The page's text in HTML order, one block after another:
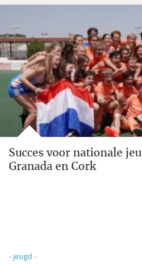
Succes voor nationale
Granada en Cork
- jeugd -